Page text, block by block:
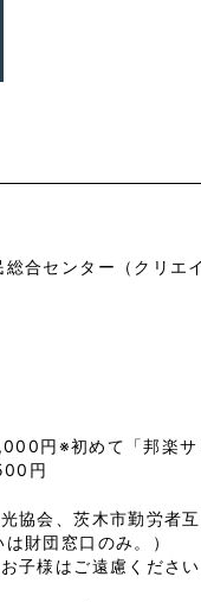
総合センター（クリエ
円※初めて「邦楽サ
円
協会、茨木市勤労者
財団窓口のみ。）
子様はご遠慮ください